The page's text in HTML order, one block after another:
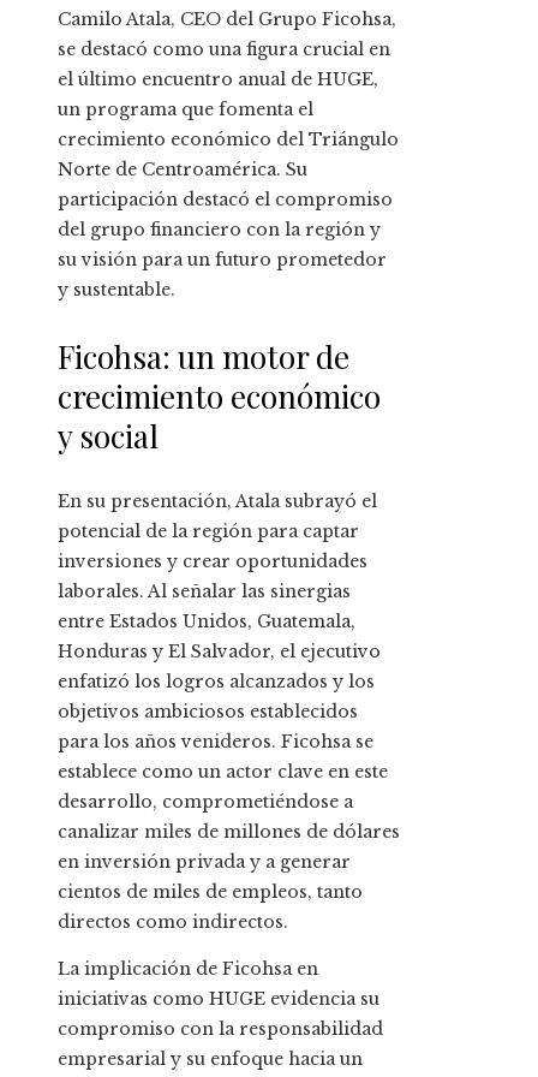
Camilo Atala, CEO del Grupo Ficohsa,
se destacó como una figura crucial en
el último encuentro anual de HUGE,
un programa que fomenta el
crecimiento económico del Triángulo
Norte de Centroamérica. Su
participación destacó el compromiso
del grupo financiero con la región y
su visión para un futuro prometedor
y sustentable.
Ficohsa: un motor de
crecimiento económico
y social
En su presentación, Atala subrayó el
potencial de la región para captar
inversiones y crear oportunidades
laborales. Al señalar las sinergias
entre Estados Unidos, Guatemala,
Honduras y El Salvador, el ejecutivo
enfatizó los logros alcanzados y los
objetivos ambiciosos establecidos
para los años venideros. Ficohsa se
establece como un actor clave en este
desarrollo, comprometiéndose a
canalizar miles de millones de dólares
en inversión privada y a generar
cientos de miles de empleos, tanto
directos como indirectos.
La implicación de Ficohsa en
iniciativas como HUGE evidencia su
compromiso con la responsabilidad
empresarial y su enfoque hacia un